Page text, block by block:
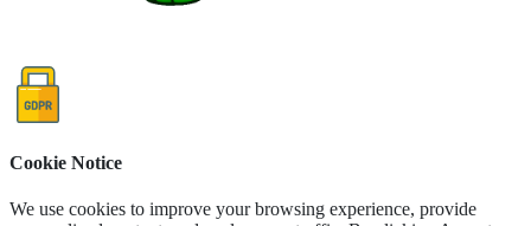
Cookie Notice
We use cookies to improve your browsing experience, provide